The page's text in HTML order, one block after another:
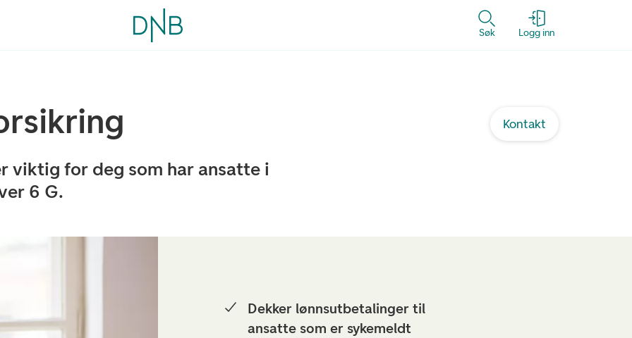
Søk Logg inn
Kontakt
viktig for deg som har ansatte i
6 G.
Dekker lønnsutbetalinger til
ansatte som er sykemeldt